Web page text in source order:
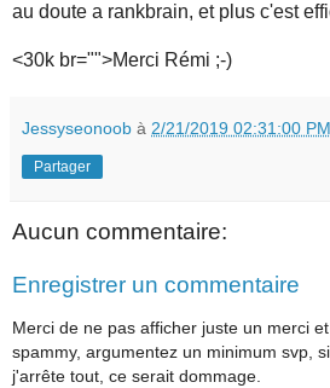
au doute a rankbrain, et plus c'est
<30k br="">Merci Rémi ;-)
Jessyseonoob à 2/21/2019 02:31:00 PM
Partager
Aucun commentaire:
Enregistrer un commentaire
Merci de ne pas afficher juste un merci
spammy, argumentez un minimum svp,
j'arrête tout, ce serait dommage.